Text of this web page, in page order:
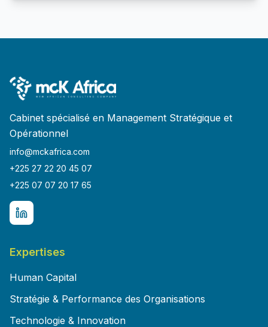
Cabinet spécialisé en Management Stratégique et
Opérationnel
info@mckafrica.com
+225 27 22 20 45 07
+225 07 07 20 17 65
Expertises
Human Capital
Stratégie & Performance des Organisations
Technologie & Innovation